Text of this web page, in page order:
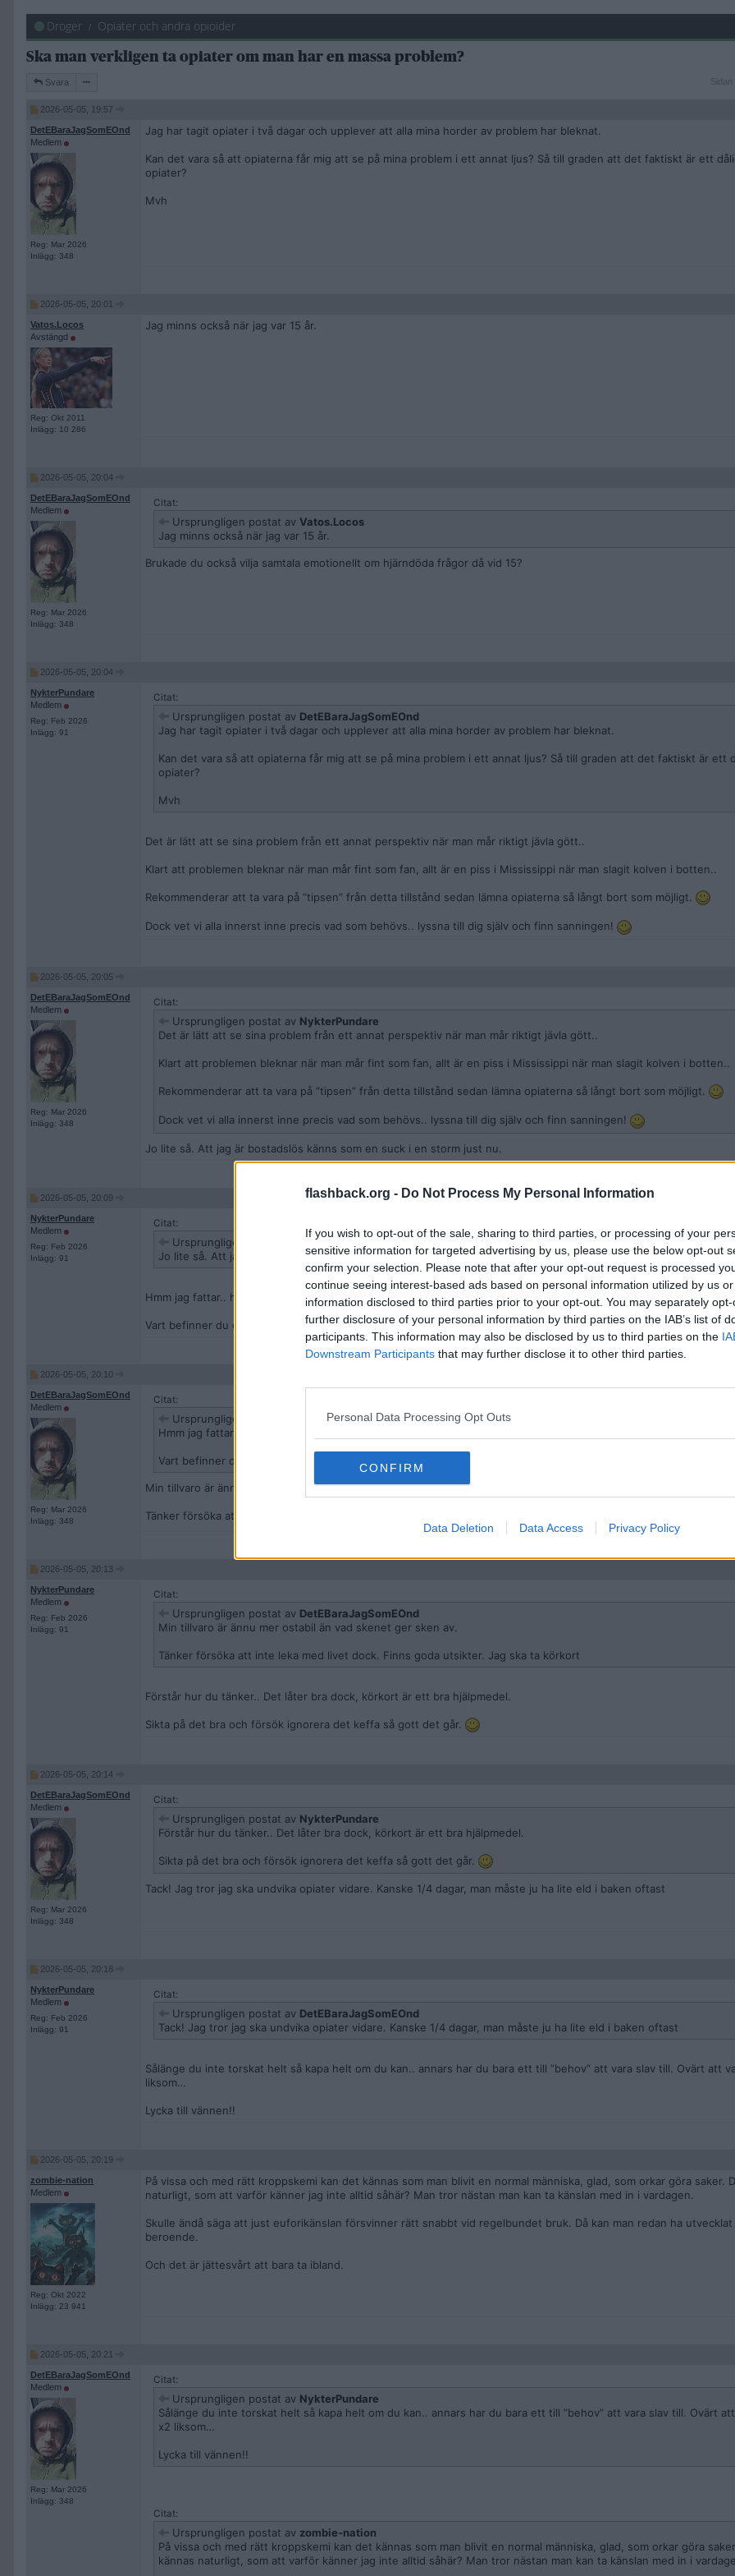
flashback.org - Do Not Process My Personal Information
If you wish to opt-out of the sale, sharing to third parties, or processing of your
sensitive information for targeted advertising by us, please use the below opt-out
confirm your selection. Please note that after your opt-out request is processed
continue seeing interest-based ads based on personal information utilized by us
information disclosed to third parties prior to your opt-out. You may separately
further disclosure of your personal information by third parties on the IAB’s list of
participants. This information may also be disclosed by us to third parties on the
Downstream Participants that may further disclose it to other third parties.
Personal Data Processing Opt Outs
CONFIRM
Data Deletion Data Access Privacy Policy
Droger Opiater och andra opioider
Ska man verkligen ta opiater om man har en massa problem?
Svara
Sidan
Sidan
2026-05-05, 19:57
DetEBaraJagSomEOnd
Medlem
Reg: Mar 2026
Inlägg: 348
Jag har tagit opiater i två dagar och upplever att alla mina horder av problem har bleknat.
Kan det vara så att opiaterna får mig att se på mina problem i ett annat ljus? Så till graden att det faktiskt är ett
opiater?
Mvh
2026-05-05, 20:01
Vatos.Locos
Avstängd
Reg: Okt 2011
Inlägg: 10 286
Jag minns också när jag var 15 år.
2026-05-05, 20:04
DetEBaraJagSomEOnd
Medlem
Reg: Mar 2026
Inlägg: 348
Citat:
Ursprungligen postat av Vatos.Locos
Jag minns också när jag var 15 år.
Brukade du också vilja samtala emotionellt om hjärndöda frågor då vid 15?
2026-05-05, 20:04
NykterPundare
Medlem
Reg: Feb 2026
Inlägg: 91
Citat:
Ursprungligen postat av DetEBaraJagSomEOnd
Jag har tagit opiater i två dagar och upplever att alla mina horder av problem har bleknat.
Kan det vara så att opiaterna får mig att se på mina problem i ett annat ljus? Så till graden att det faktiskt är ett
opiater?
Mvh
Det är lätt att se sina problem från ett annat perspektiv när man mår riktigt jävla gött..
Klart att problemen bleknar när man mår fint som fan, allt är en piss i Mississippi när man slagit kolven i botten..
Rekommenderar att ta vara på ”tipsen” från detta tillstånd sedan lämna opiaterna så långt bort som möjligt.
Dock vet vi alla innerst inne precis vad som behövs.. lyssna till dig själv och finn sanningen!
2026-05-05, 20:05
DetEBaraJagSomEOnd
Medlem
Reg: Mar 2026
Inlägg: 348
Citat:
Ursprungligen postat av NykterPundare
Det är lätt att se sina problem från ett annat perspektiv när man mår riktigt jävla gött..
Klart att problemen bleknar när man mår fint som fan, allt är en piss i Mississippi när man slagit kolven i botten..
Rekommenderar att ta vara på ”tipsen” från detta tillstånd sedan lämna opiaterna så långt bort som möjligt.
Dock vet vi alla innerst inne precis vad som behövs.. lyssna till dig själv och finn sanningen!
Jo lite så. Att jag är bostadslös känns som en suck i en storm just nu.
2026-05-05, 20:09
NykterPundare
Medlem
Reg: Feb 2026
Inlägg: 91
Citat:
Ursprungligen postat av
DetEBaraJagSomEOnd
Jo lite så. Att jag är bostadslös känns som en suck i en storm just nu.
Hmm jag fattar.. hade också kört järnet om jag inte hade haft en stabil tillvaro... gärna med livet som insats.
Vart befinner du dig?
2026-05-05, 20:10
DetEBaraJagSomEOnd
Medlem
Reg: Mar 2026
Inlägg: 348
Citat:
Ursprungligen postat av
NykterPundare
Hmm jag fattar.. hade också kört järnet om jag inte hade haft en stabil tillvaro... gärna med livet som insats.
Vart befinner du dig?
Min tillvaro är ännu mer ostabil än vad skenet ger sken av.
Tänker försöka att inte leka med livet dock. Finns goda utsikter. Jag ska ta körkort
2026-05-05, 20:13
NykterPundare
Medlem
Reg: Feb 2026
Inlägg: 91
Citat:
Ursprungligen postat av DetEBaraJagSomEOnd
Min tillvaro är ännu mer ostabil än vad skenet ger sken av.
Tänker försöka att inte leka med livet dock. Finns goda utsikter. Jag ska ta körkort
Förstår hur du tänker.. Det låter bra dock, körkort är ett bra hjälpmedel.
Sikta på det bra och försök ignorera det keffa så gott det går.
2026-05-05, 20:14
DetEBaraJagSomEOnd
Medlem
Reg: Mar 2026
Inlägg: 348
Citat:
Ursprungligen postat av NykterPundare
Förstår hur du tänker.. Det låter bra dock, körkort är ett bra hjälpmedel.
Sikta på det bra och försök ignorera det keffa så gott det går.
Tack! Jag tror jag ska undvika opiater vidare. Kanske 1/4 dagar, man måste ju ha lite eld i baken oftast
2026-05-05, 20:18
NykterPundare
Medlem
Reg: Feb 2026
Inlägg: 91
Citat:
Ursprungligen postat av DetEBaraJagSomEOnd
Tack! Jag tror jag ska undvika opiater vidare. Kanske 1/4 dagar, man måste ju ha lite eld i baken oftast
Sålänge du inte torskat helt så kapa helt om du kan.. annars har du bara ett till ”behov” att vara slav till. Ovärt att
liksom…
Lycka till vännen!!
2026-05-05, 20:19
zombie-nation
Medlem
Reg: Okt 2022
Inlägg: 23 941
På vissa och med rätt kroppskemi kan det kännas som man blivit en normal människa, glad, som orkar göra saker.
naturligt, som att varför känner jag inte alltid såhär? Man tror nästan man kan ta känslan med in i vardagen.
Skulle ändå säga att just euforikänslan försvinner rätt snabbt vid regelbundet bruk. Då kan man redan ha
beroende.
Och det är jättesvårt att bara ta ibland.
2026-05-05, 20:21
DetEBaraJagSomEOnd
Medlem
Reg: Mar 2026
Inlägg: 348
Citat:
Ursprungligen postat av NykterPundare
Sålänge du inte torskat helt så kapa helt om du kan.. annars har du bara ett till ”behov” att vara slav till. Ovärt
x2 liksom…
Lycka till vännen!!
Citat:
Ursprungligen postat av zombie-nation
På vissa och med rätt kroppskemi kan det kännas som man blivit en normal människa, glad, som orkar göra
kännas naturligt, som att varför känner jag inte alltid såhär? Man tror nästan man kan ta känslan med in i